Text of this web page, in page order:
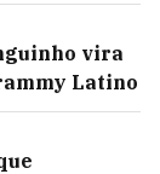
vira
Latino